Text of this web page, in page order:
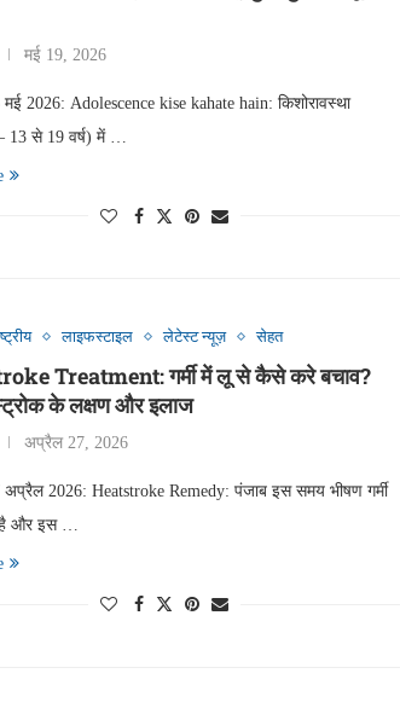
मई 19, 2026
2026: Adolescence kise kahate hain: किशोरावस्था
13 से 19 वर्ष) में …
लाइफस्टाइल लेटेस्ट न्यूज़ सेहत
Treatment: गर्मी में लू से कैसे करे बचाव?
के लक्षण और इलाज
अप्रैल 27, 2026
2026: Heatstroke Remedy: पंजाब इस समय भीषण गर्मी
और इस …